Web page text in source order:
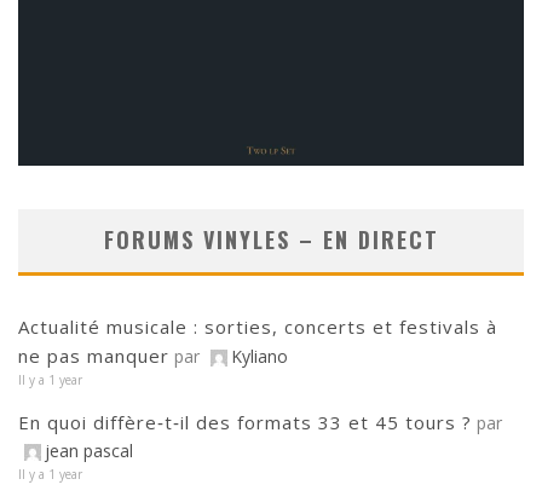
FORUMS VINYLES – EN DIRECT
Actualité musicale : sorties, concerts et festivals à
ne pas manquer par Kyliano
Il y a 1 year
En quoi diffère‑t‑il des formats 33 et 45 tours ? par
jean pascal
Il y a 1 year